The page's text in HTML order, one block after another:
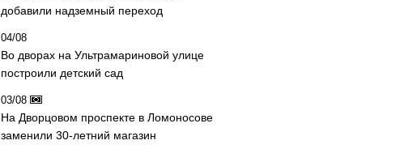
добавили надземный переход
04/08
Во дворах на Ультрамариновой улице
построили детский сад
03/08
На Дворцовом проспекте в Ломоносове
заменили 30-летний магазин